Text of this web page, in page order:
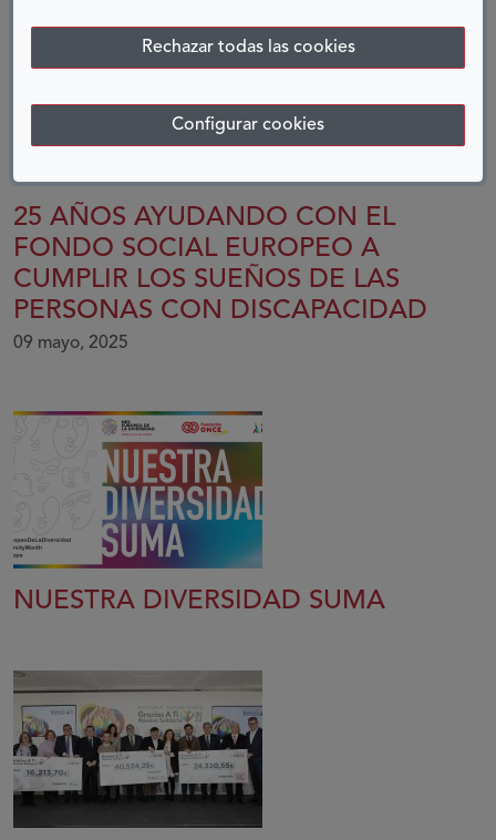
Rechazar todas las cookies
Configurar cookies
25 AÑOS AYUDANDO CON EL
FONDO SOCIAL EUROPEO A
CUMPLIR LOS SUEÑOS DE LAS
PERSONAS CON DISCAPACIDAD
09 mayo, 2025
NUESTRA DIVERSIDAD SUMA